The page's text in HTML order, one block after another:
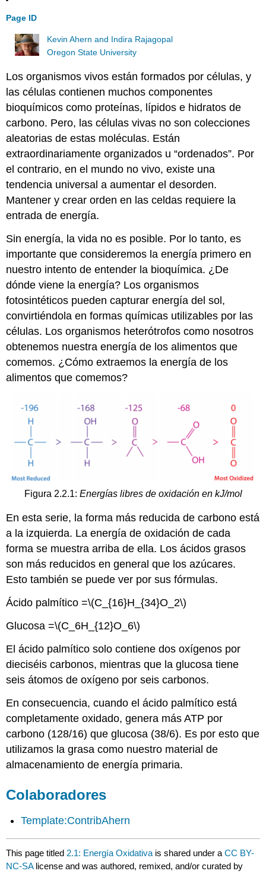
Page ID
Kevin Ahern and Indira Rajagopal
Oregon State University
Los organismos vivos están formados por células, y
las células contienen muchos componentes
bioquímicos como proteínas, lípidos e hidratos de
carbono. Pero, las células vivas no son colecciones
aleatorias de estas moléculas. Están
extraordinariamente organizados u “ordenados”. Por
el contrario, en el mundo no vivo, existe una
tendencia universal a aumentar el desorden.
Mantener y crear orden en las celdas requiere la
entrada de energía.
Sin energía, la vida no es posible. Por lo tanto, es
importante que consideremos la energía primero en
nuestro intento de entender la bioquímica. ¿De
dónde viene la energía? Los organismos
fotosintéticos pueden capturar energía del sol,
convirtiéndola en formas químicas utilizables por las
células. Los organismos heterótrofos como nosotros
obtenemos nuestra energía de los alimentos que
comemos. ¿Cómo extraemos la energía de los
alimentos que comemos?
Figura 2.2.1: Energías libres de oxidación en kJ/mol
En esta serie, la forma más reducida de carbono está
a la izquierda. La energía de oxidación de cada
forma se muestra arriba de ella. Los ácidos grasos
son más reducidos en general que los azúcares.
Esto también se puede ver por sus fórmulas.
Ácido palmítico =\(C_{16}H_{34}O_2\)
Glucosa =\(C_6H_{12}O_6\)
El ácido palmítico solo contiene dos oxígenos por
dieciséis carbonos, mientras que la glucosa tiene
seis átomos de oxígeno por seis carbonos.
En consecuencia, cuando el ácido palmítico está
completamente oxidado, genera más ATP por
carbono (128/16) que glucosa (38/6). Es por esto que
utilizamos la grasa como nuestro material de
almacenamiento de energía primaria.
Colaboradores
Template:ContribAhern
This page titled 2.1: Energía Oxidativa is shared under aCC BY-
NC-SA license and was authored, remixed, and/or curated by